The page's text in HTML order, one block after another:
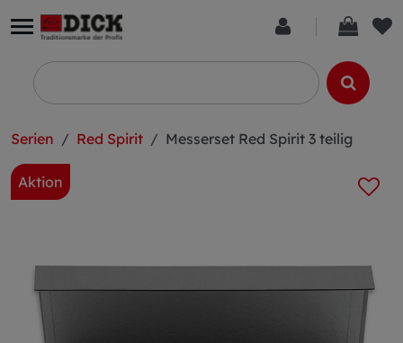
Serien Red Spirit Messerset Red Spirit 3 teilig
Aktion